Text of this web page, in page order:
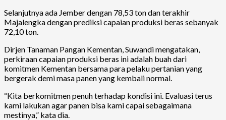
Selanjutnya ada Jember dengan 78,53 ton dan terakhir
Majalengka dengan prediksi capaian produksi beras sebanyak
72,10 ton.
Dirjen Tanaman Pangan Kementan, Suwandi mengatakan,
perkiraan capaian produksi beras ini adalah buah dari
komitmen Kementan bersama para pelaku pertanian yang
bergerak demi masa panen yang kembali normal.
“Kita berkomitmen penuh terhadap kondisi ini. Evaluasi terus
kami lakukan agar panen bisa kami capai sebagaimana
mestinya,” kata dia.